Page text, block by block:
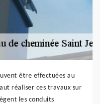
être effectuées au
réaliser ces travaux sur
les conduits